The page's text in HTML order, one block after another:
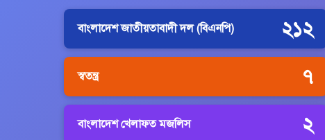
বাংলাদেশ জাতীয়তাবাদী দল (বিএনপি) ২১২
স্বতন্ত্র ৭
বাংলাদেশ খেলাফত মজলিস ২